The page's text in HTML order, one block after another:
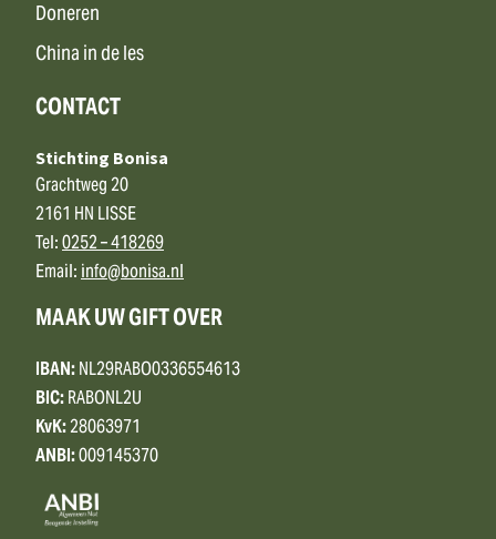
Doneren
China in de les
CONTACT
Stichting Bonisa
Grachtweg 20
2161 HN LISSE
Tel:0252 – 418269
Email:info@bonisa.nl
MAAK UW GIFT OVER
IBAN:NL29RABO0336554613
BIC:RABONL2U
KvK:28063971
ANBI:009145370